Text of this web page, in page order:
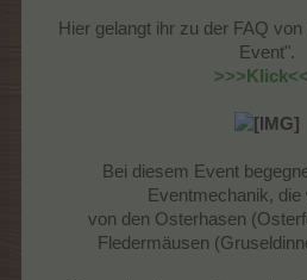
Hier gelangt ihr zu der FAQ
Event".
Bei diesem Event
Eventmechanik, die
von den Osterhasen
Fledermäusen